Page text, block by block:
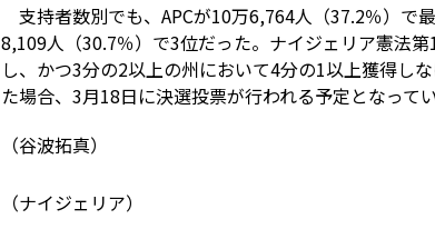
支持者数別でも、APCが10万6,764人（37.2％）で
8,109人（30.7％）で3位だった。ナイジェリア憲法
し、かつ3分の2以上の州において4分の1以上獲得し
た場合、3月18日に決選投票が行われる予定となってい
（谷波拓真）
（ナイジェリア）